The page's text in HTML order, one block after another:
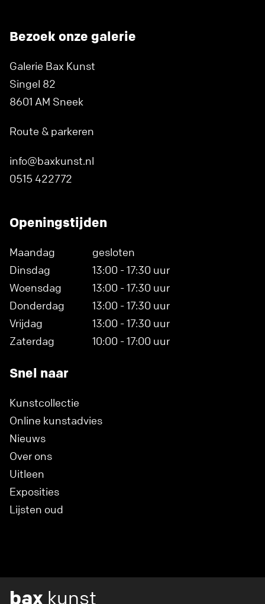
Bezoek onze galerie
Galerie Bax Kunst
Singel 82
8601 AM Sneek
Route & parkeren
info@baxkunst.nl
0515 422772
Openingstijden
Maandag
gesloten
Dinsdag
13:00 - 17:30 uur
Woensdag
13:00 - 17:30 uur
Donderdag
13:00 - 17:30 uur
Vrijdag
13:00 - 17:30 uur
Zaterdag
10:00 - 17:00 uur
Snel naar
Kunstcollectie
Online kunstadvies
Nieuws
Over ons
Uitleen
Exposities
Lijsten oud
bax kunst